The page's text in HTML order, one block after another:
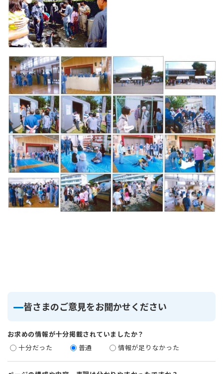
皆さまのご意見をお聞かせください
お求めの情報が十分掲載されていましたか？
十分だった
普通 情報が足りなかった